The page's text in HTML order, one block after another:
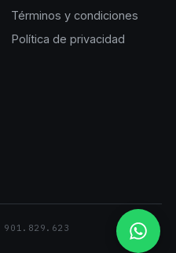
Términos y condiciones
Política de privacidad
901.829.623